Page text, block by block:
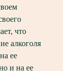
что
алкоголя
ее
и на ее